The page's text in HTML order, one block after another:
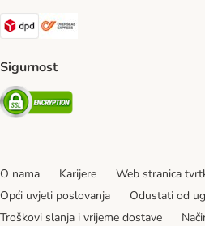
DPD Shipping Method
Sigurnost
Security
O nama Karijere Web stranica
Opći uvjeti poslovanja
Odustati od
Troškovi slanja i vrijeme dostave